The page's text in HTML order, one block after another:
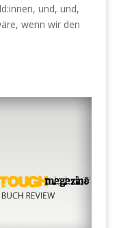
und, und,
wenn wir den